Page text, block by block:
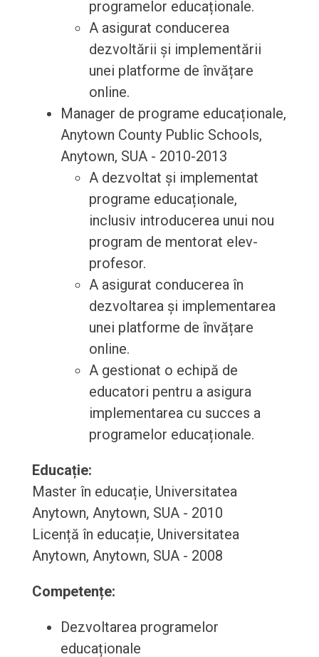
programelor educaționale.
A asigurat conducerea
dezvoltării și implementării
unei platforme de învățare
online.
Manager de programe educaționale,
Anytown County Public Schools,
Anytown, SUA - 2010-2013
A dezvoltat și implementat
programe educaționale,
inclusiv introducerea unui nou
program de mentorat elev-
profesor.
A asigurat conducerea în
dezvoltarea și implementarea
unei platforme de învățare
online.
A gestionat o echipă de
educatori pentru a asigura
implementarea cu succes a
programelor educaționale.
Educație:
Master în educație, Universitatea
Anytown, Anytown, SUA - 2010
Licență în educație, Universitatea
Anytown, Anytown, SUA - 2008
Competențe:
Dezvoltarea programelor
educaționale